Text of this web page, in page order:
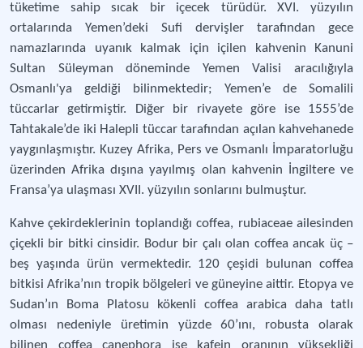
tüketime sahip sıcak bir içecek türüdür. XVI. yüzyılın
ortalarında Yemen’deki Sufi dervişler tarafından gece
namazlarında uyanık kalmak için içilen kahvenin Kanuni
Sultan Süleyman döneminde Yemen Valisi aracılığıyla
Osmanlı'ya geldiği bilinmektedir; Yemen’e de Somalili
tüccarlar getirmiştir. Diğer bir rivayete göre ise 1555’de
Tahtakale’de iki Halepli tüccar tarafından açılan kahvehanede
yaygınlaşmıştır. Kuzey Afrika, Pers ve Osmanlı İmparatorluğu
üzerinden Afrika dışına yayılmış olan kahvenin İngiltere ve
Fransa’ya ulaşması XVII. yüzyılın sonlarını bulmuştur.
Kahve çekirdeklerinin toplandığı coffea, rubiaceae ailesinden
çiçekli bir bitki cinsidir. Bodur bir çalı olan coffea ancak üç –
beş yaşında ürün vermektedir. 120 çeşidi bulunan coffea
bitkisi Afrika’nın tropik bölgeleri ve güneyine aittir. Etopya ve
Sudan’ın Boma Platosu kökenli coffea arabica daha tatlı
olması nedeniyle üretimin yüzde 60’ını, robusta olarak
bilinen coffea canephora ise kafein oranının yüksekliği